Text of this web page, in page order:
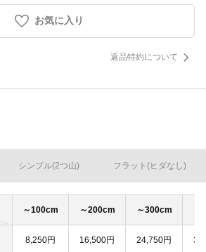
お気に入り
返品特約について
シンプル(2つ山) フラット(ヒダなし)
～100cm ～200cm ～300cm
8,250円 16,500円 24,750円